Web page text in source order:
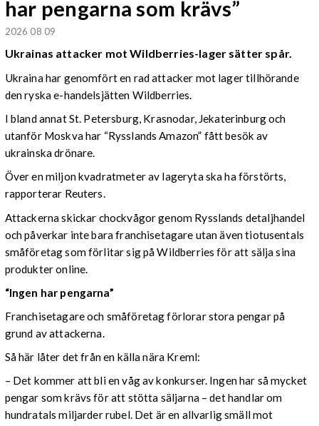
har pengarna som krävs”
2026 08 09
Ukrainas attacker mot Wildberries-lager sätter spår.
Ukraina har genomfört en rad attacker mot lager tillhörande
den ryska e-handelsjätten Wildberries.
I bland annat St. Petersburg, Krasnodar, Jekaterinburg och
utanför Moskva har “Rysslands Amazon” fått besök av
ukrainska drönare.
Över en miljon kvadratmeter av lageryta ska ha förstörts,
rapporterar Reuters.
Attackerna skickar chockvågor genom Rysslands detaljhandel
och påverkar inte bara franchisetagare utan även tiotusentals
småföretag som förlitar sig på Wildberries för att sälja sina
produkter online.
“Ingen har pengarna”
Franchisetagare och småföretag förlorar stora pengar på
grund av attackerna.
Så här låter det från en källa nära Kreml:
– Det kommer att bli en våg av konkurser. Ingen har så mycket
pengar som krävs för att stötta säljarna – det handlar om
hundratals miljarder rubel. Det är en allvarlig smäll mot